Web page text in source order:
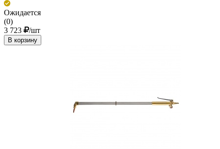
Ожидается
(0)
3 723
/шт
В корзину